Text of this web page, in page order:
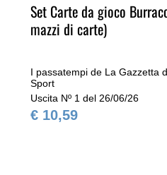
Set Carte da gioco
mazzi di carte)
I passatempi de La Gazzetta
Sport
Uscita Nº 1 del 26/06/26
€ 10,59